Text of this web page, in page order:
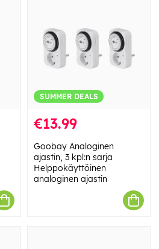
SUMMER DEALS
€13.99
Goobay Analoginen
ajastin, 3 kpl:n sarja
Helppokäyttöinen
analoginen ajastin